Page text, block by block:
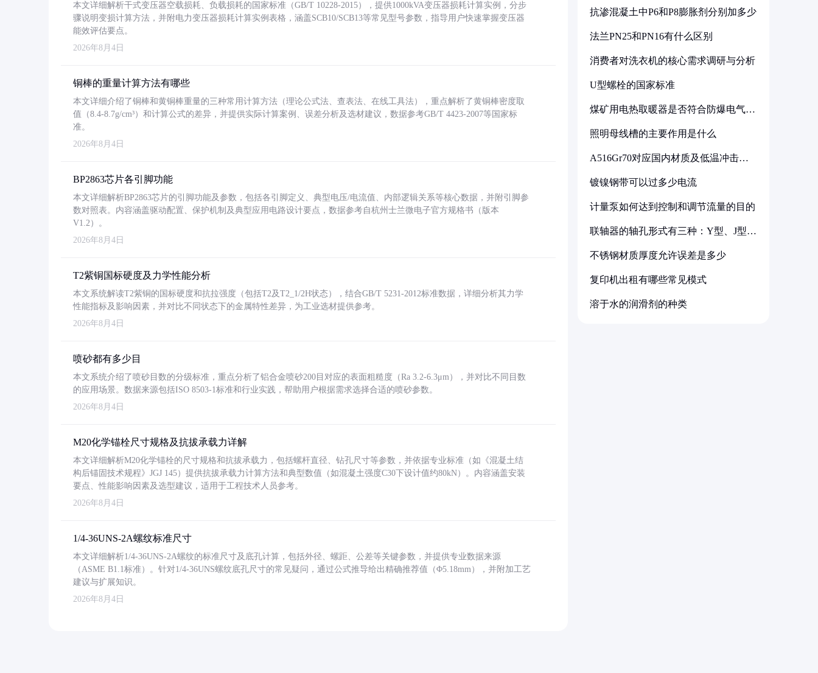
本文详细解析干式变压器空载损耗、负载损耗的国家标准（GB/T 10228-2015），提供1000kVA变压器损耗计算实例，分步
骤说明变损计算方法，并附电力变压器损耗计算实例表格，涵盖SCB10/SCB13等常见型号参数，指导用户快速掌握变压器
能效评估要点。
2026年8月4日
铜棒的重量计算方法有哪些
本文详细介绍了铜棒和黄铜棒重量的三种常用计算方法（理论公式法、查表法、在线工具法），重点解析了黄铜棒密度取
值（8.4-8.7g/cm³）和计算公式的差异，并提供实际计算案例、误差分析及选材建议，数据参考GB/T 4423-2007等国家标
准。
2026年8月4日
BP2863芯片各引脚功能
本文详细解析BP2863芯片的引脚功能及参数，包括各引脚定义、典型电压/电流值、内部逻辑关系等核心数据，并附引脚参
数对照表。内容涵盖驱动配置、保护机制及典型应用电路设计要点，数据参考自杭州士兰微电子官方规格书（版本
V1.2）。
2026年8月4日
T2紫铜国标硬度及力学性能分析
本文系统解读T2紫铜的国标硬度和抗拉强度（包括T2及T2_1/2H状态），结合GB/T 5231-2012标准数据，详细分析其力学
性能指标及影响因素，并对比不同状态下的金属特性差异，为工业选材提供参考。
2026年8月4日
喷砂都有多少目
本文系统介绍了喷砂目数的分级标准，重点分析了铝合金喷砂200目对应的表面粗糙度（Ra 3.2-6.3μm），并对比不同目数
的应用场景。数据来源包括ISO 8503-1标准和行业实践，帮助用户根据需求选择合适的喷砂参数。
2026年8月4日
M20化学锚栓尺寸规格及抗拔承载力详解
本文详细解析M20化学锚栓的尺寸规格和抗拔承载力，包括螺杆直径、钻孔尺寸等参数，并依据专业标准（如《混凝土结
构后锚固技术规程》JGJ 145）提供抗拔承载力计算方法和典型数值（如混凝土强度C30下设计值约80kN）。内容涵盖安装
要点、性能影响因素及选型建议，适用于工程技术人员参考。
2026年8月4日
1/4-36UNS-2A螺纹标准尺寸
本文详细解析1/4-36UNS-2A螺纹的标准尺寸及底孔计算，包括外径、螺距、公差等关键参数，并提供专业数据来源
（ASME B1.1标准）。针对1/4-36UNS螺纹底孔尺寸的常见疑问，通过公式推导给出精确推荐值（Φ5.18mm），并附加工艺
建议与扩展知识。
2026年8月4日
抗渗混凝土中P6和P8膨胀剂分别加多少
法兰PN25和PN16有什么区别
消费者对洗衣机的核心需求调研与分析
U型螺栓的国家标准
煤矿用电热取暖器是否符合防爆电气设
照明母线槽的主要作用是什么
A516Gr70对应国内材质及低温冲击要
镀镍钢带可以过多少电流
计量泵如何达到控制和调节流量的目的
联轴器的轴孔形式有三种：Y型、J型、
不锈钢材质厚度允许误差是多少
复印机出租有哪些常见模式
溶于水的润滑剂的种类